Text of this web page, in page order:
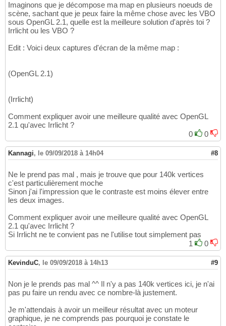
Imaginons que je décompose ma map en plusieurs noeuds de
scène, sachant que je peux faire la même chose avec les VBO
sous OpenGL 2.1, quelle est la meilleure solution d'après toi ?
Irrlicht ou les VBO ?
Edit : Voici deux captures d'écran de la même map :
(OpenGL 2.1)
(Irrlicht)
Comment expliquer avoir une meilleure qualité avec OpenGL
2.1 qu'avec Irrlicht ?
0
0
Kannagi, le 09/09/2018 à 14h04 #8
Ne le prend pas mal , mais je trouve que pour 140k vertices
c'est particulièrement moche
Sinon j'ai l'impression que le contraste est moins élever entre
les deux images.
Comment expliquer avoir une meilleure qualité avec OpenGL
2.1 qu'avec Irrlicht ?
Si Irrlicht ne te convient pas ne l'utilise tout simplement pas
1
0
KevinduC, le 09/09/2018 à 14h13 #9
Non je le prends pas mal ^^ Il n'y a pas 140k vertices ici, je n'ai
pas pu faire un rendu avec ce nombre-là justement.
Je m'attendais à avoir un meilleur résultat avec un moteur
graphique, je ne comprends pas pourquoi je constate le